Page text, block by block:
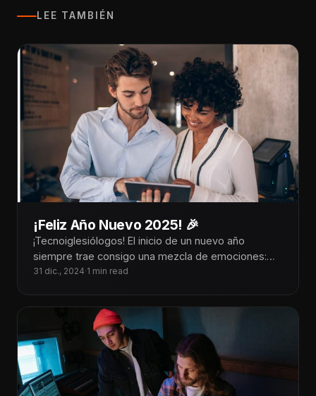
LEE TAMBIÉN
¡Feliz Año Nuevo 2025! 🎉
¡Tecnoiglesiólogos! El inicio de un nuevo año
siempre trae consigo una mezcla de emociones:
gratitud por las bendiciones del año
31 dic., 2024·1 min read